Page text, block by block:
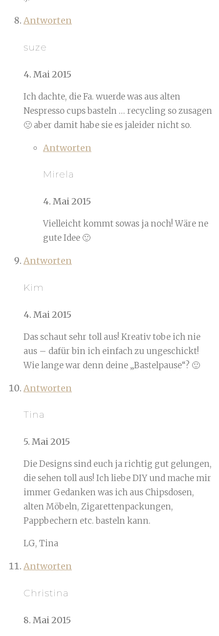
Antworten
suze
4. Mai 2015
Ich dachte, die Fa. wuerde was aus alten
Nespresso cups basteln … recycling so zusagen
🙁 aber damit habe sie es jaleider nicht so.
Antworten
Mirela
4. Mai 2015
Vielleicht kommt sowas ja noch! Wäre ne
gute Idee 🙂
Antworten
Kim
4. Mai 2015
Das schaut sehr toll aus! Kreativ tobe ich nie
aus – dafür bin ich einfach zu ungeschickt!
Wie lange war denn deine „Bastelpause“? 🙂
Antworten
Tina
5. Mai 2015
Die Designs sind euch ja richtig gut gelungen,
die sehen toll aus! Ich liebe DIY und mache mir
immer Gedanken was ich aus Chipsdosen,
alten Möbeln, Zigarettenpackungen,
Pappbechern etc. basteln kann.
LG, Tina
Antworten
Christina
8. Mai 2015